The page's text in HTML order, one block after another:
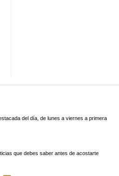
del día, de lunes a viernes a primera
que debes saber antes de acostarte